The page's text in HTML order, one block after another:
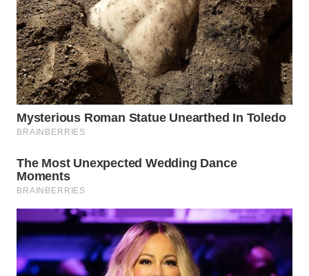
WN
TANGERANG
WN
BINJAI
WN
CIREBON
WN
INDRAMAYU
WN
KUNINGAN
WN